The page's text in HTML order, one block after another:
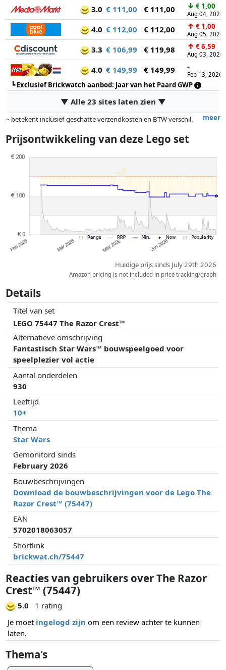
3.0 € 111,00 € 111,00 ↓ € 1,00
Aug 04, 2026
4.0 € 112,00 € 112,00 ↑ € 1,00
Aug 05, 2026
3.3 € 106,99 € 119,98 ↑ € 6,59
Aug 03, 2026
4.0 € 149,99 € 149,99 -
Feb 13, 2026
┗Exclusief Brickwatch aanbod: Jaar van het Paard GWP
▼ Alle 23 sites laten zien ▼
meer
~ betekent inclusief geschatte verzendkosten en BTW verschil.
gewicht.
Prijzen en beschikbaarheid kunnen zijn veranderd sinds de laatste
partners hebben hier geen enkele invoed op. Alleen bij gelijke prijzen
kunnen historische prestaties de volgorde beïnvloeden.
Prijsontwikkeling van deze Lego set
Huidige prijs sinds July 29th 2026
Amazon pricing is not included in price tracking/graph
Details
Titel van set
LEGO 75447 The Razor Crest™
Alternatieve omschrijving
Fantastisch Star Wars™ bouwspeelgoed voor
speelplezier vol actie
Aantal onderdelen
930
Leeftijd
10+
Thema
Star Wars
Gemonitord sinds
February 2026
Bouwbeschrijvingen
Download de bouwbeschrijvingen voor de Lego The
Razor Crest™ (75447)
EAN
5702018063057
Shortlink
brickwat.ch/75447
Reacties van gebruikers over The Razor
Crest™ (75447)
5.0
1 rating
Je moet ingelogd zijn om een review achter te kunnen
laten.
Thema's